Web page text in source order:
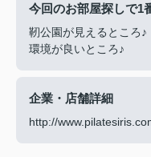
今回のお部屋探しで1
靭公園が見えるところ♪
環境が良いところ♪
企業・店舗詳細
http://